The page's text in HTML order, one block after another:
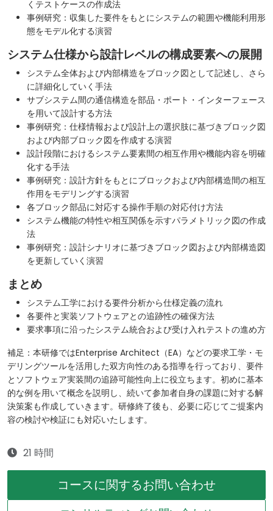
くテストケースの作成法
事例研究：収集した要件をもとにシステムの範囲や機能利用形
態をモデル化する演習
システム仕様から設計レベルの構成要素への展開
システム全体および内部構造をブロック図として記述し、さら
に詳細化していく手法
サブシステム間の通信構造を部品・ポート・インターフェース
を用いて設計する方法
事例研究：仕様情報および設計上の選択肢に基づきブロック図
および内部ブロック図を作成する演習
設計段階におけるシステム要素間の相互作用や機能内容を明確
化する手法
事例研究：設計方針をもとにブロックおよび内部構造間の相互
作用をモデリングする演習
各ブロック部品に対応する操作手順の対応付け方法
システム機能の特性や相互関係を示すパラメトリック図の作成
法
事例研究：設計シナリオに基づきブロック図および内部構造図
を更新していく演習
まとめ
システム工学における要件分析から仕様定義の流れ
各要件と実装ソフトウェアとの追跡性の確保方法
要求事項に沿ったシステム統合および受け入れテストの進め方
補足：本研修ではEnterprise Architect（EA）などの要求工学・モ
デリングツールを活用した双方向性のある指導を行っており、要件
とソフトウェア実装間の追跡可能性向上に役立ちます。初めに基本
的な例を用いて概念を説明し、続いて参加者自身の課題に対する解
決策案も作成していきます。研修終了後も、必要に応じてご提案内
容の検討や検証にも対応いたします。
21 時間
コースに関するお問い合わせ